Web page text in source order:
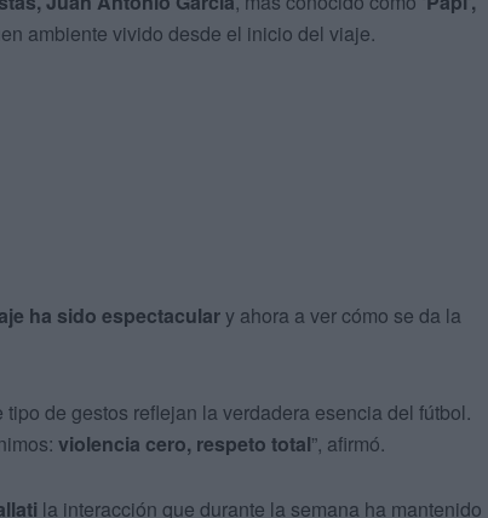
ambiente vivido desde el inicio del viaje.
ha sido espectaculary ahora a ver cómo se da la
de gestos reflejan la verdadera esencia del fútbol.
violencia cero, respeto total”, afirmó.
la interacción que durante la semana ha mantenido